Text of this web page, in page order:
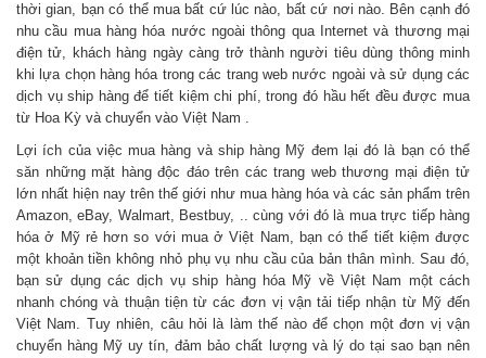
thời gian, bạn có thể mua bất cứ lúc nào, bất cứ nơi nào. Bên cạnh đó
nhu cầu mua hàng hóa nước ngoài thông qua Internet và thương mại
điện tử, khách hàng ngày càng trở thành người tiêu dùng thông minh
khi lựa chọn hàng hóa trong các trang web nước ngoài và sử dụng các
dịch vụ ship hàng để tiết kiệm chi phí, trong đó hầu hết đều được mua
từ Hoa Kỳ và chuyển vào Việt Nam .
Lợi ích của việc mua hàng và ship hàng Mỹ đem lại đó là bạn có thể
săn những mặt hàng độc đáo trên các trang web thương mại điện tử
lớn nhất hiện nay trên thế giới như mua hàng hóa và các sản phẩm trên
Amazon, eBay, Walmart, Bestbuy, .. cùng với đó là mua trực tiếp hàng
hóa ở Mỹ rẻ hơn so với mua ở Việt Nam, bạn có thể tiết kiệm được
một khoản tiền không nhỏ phụ vụ nhu cầu của bản thân mình. Sau đó,
bạn sử dụng các dịch vụ ship hàng hóa Mỹ về Việt Nam một cách
nhanh chóng và thuận tiện từ các đơn vị vận tải tiếp nhận từ Mỹ đến
Việt Nam. Tuy nhiên, câu hỏi là làm thế nào để chọn một đơn vị vận
chuyển hàng Mỹ uy tín, đảm bảo chất lượng và lý do tại sao bạn nên